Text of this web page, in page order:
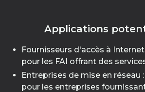
Applications
Fournisseurs d'accès à
pour les FAI offrant des
Entreprises de mise en réseau
pour les entreprises